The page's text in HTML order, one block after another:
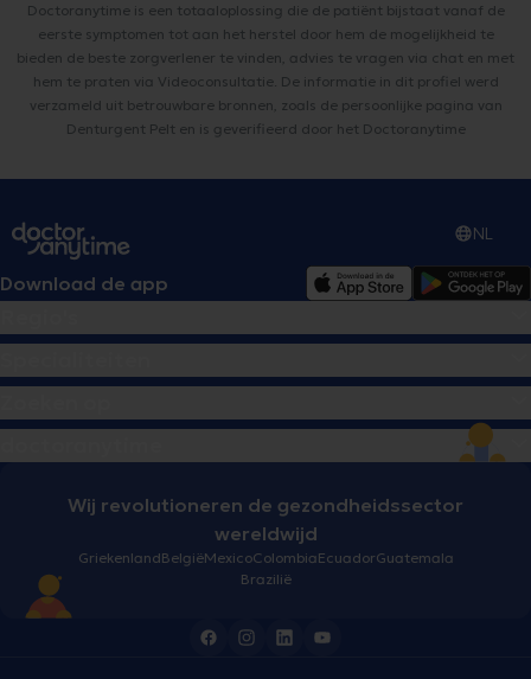
Doctoranytime is een totaaloplossing die de patiënt bijstaat vanaf de
eerste symptomen tot aan het herstel door hem de mogelijkheid te
bieden de beste zorgverlener te vinden, advies te vragen via chat en met
hem te praten via Videoconsultatie. De informatie in dit profiel werd
verzameld uit betrouwbare bronnen, zoals de persoonlijke pagina van
Denturgent Pelt en is geverifieerd door het Doctoranytime
NL
Download de app
Wij revolutioneren de gezondheidssector
wereldwijd
GriekenlandBelgiëMexicoColombiaEcuadorGuatemala
Brazilië